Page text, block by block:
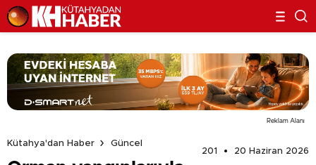
Reklam Alanı
Kütahya'dan Haber
Güncel
201
20 Haziran 2026